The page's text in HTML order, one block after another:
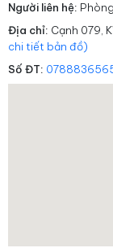
Người liên hệ:
Địa chỉ: Cạnh 079,
chi tiết bản đồ)
Số ĐT: